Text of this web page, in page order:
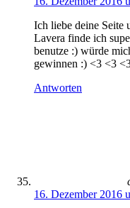
Ich liebe deine
Lavera finde ich
benutze :) würde
gewinnen :) <3 <3
Antworten
16. Dezember 2016